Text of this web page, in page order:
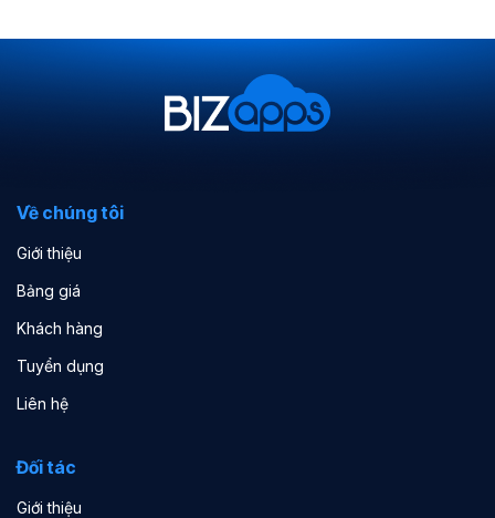
Về chúng tôi
Giới thiệu
Bảng giá
Khách hàng
Tuyển dụng
Liên hệ
Đối tác
Giới thiệu